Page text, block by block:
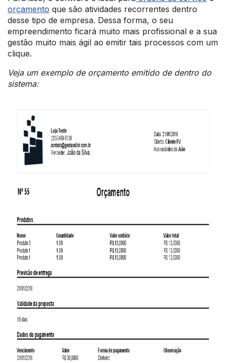
orçamento que são atividades recorrentes dentro
desse tipo de empresa. Dessa forma, o seu
empreendimento ficará muito mais profissional e a sua
gestão muito mais ágil ao emitir tais processos com um
clique.
Veja um exemplo de orçamento emitido de dentro do
sistema: